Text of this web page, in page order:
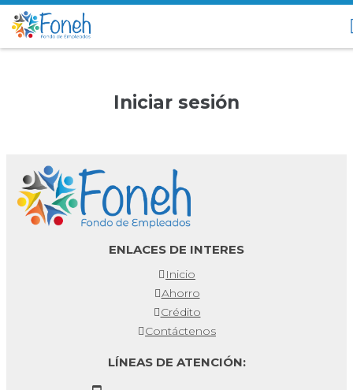
Iniciar sesión
ENLACES DE INTERES
Inicio
Ahorro
Crédito
Contáctenos
LÍNEAS DE ATENCIÓN: